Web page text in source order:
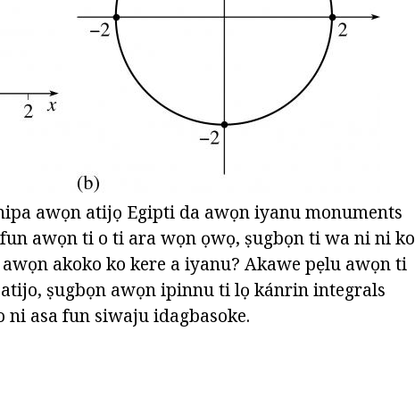
awọn atijọ Egipti da awọn iyanu monuments
awọn ti o ti ara wọn ọwọ, ṣugbọn ti wa ni ni ko
akoko ko kere a iyanu? Akawe pẹlu awọn ti
ṣugbọn awọn ipinnu ti lọ kánrin integrals
asa fun siwaju idagbasoke.